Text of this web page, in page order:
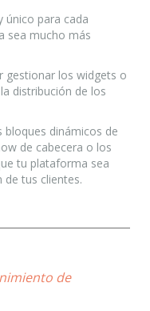
único para cada
sea mucho más
gestionar los widgets o
distribución de los
dinámicos de
de cabecera o los
tu plataforma sea
de tus clientes.
de